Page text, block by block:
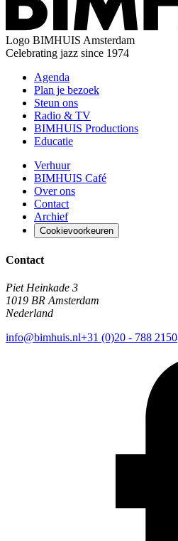
Logo BIMHUIS Amsterdam
Celebrating jazz since 1974
Agenda
Plan je bezoek
Steun ons
Radio & TV
BIMHUIS Productions
Educatie
Verhuur
BIMHUIS Café
Over ons
Contact
Archief
Cookievoorkeuren
Contact
Piet Heinkade 3
1019 BR Amsterdam
Nederland
info@bimhuis.nl+31 (0)20 - 788 2150